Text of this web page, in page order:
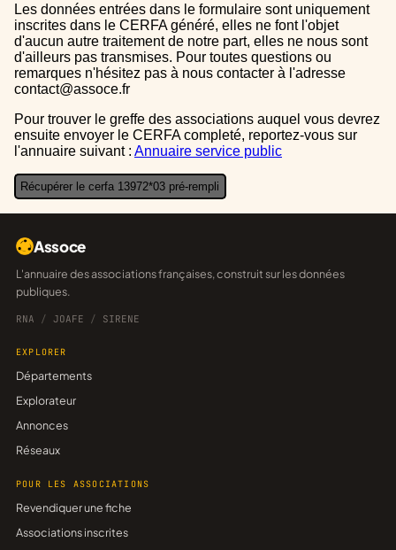
Les données entrées dans le formulaire sont uniquement
inscrites dans le CERFA généré, elles ne font l'objet
d'aucun autre traitement de notre part, elles ne nous sont
d'ailleurs pas transmises. Pour toutes questions ou
remarques n'hésitez pas à nous contacter à l'adresse
contact@assoce.fr
Pour trouver le greffe des associations auquel vous devrez
ensuite envoyer le CERFA completé, reportez-vous sur
l'annuaire suivant : Annuaire service public
Récupérer le cerfa 13972*03 pré-rempli
Assoce
L'annuaire des associations françaises, construit sur les données
publiques.
RNA / JOAFE / SIRENE
EXPLORER
Départements
Explorateur
Annonces
Réseaux
POUR LES ASSOCIATIONS
Revendiquer une fiche
Associations inscrites